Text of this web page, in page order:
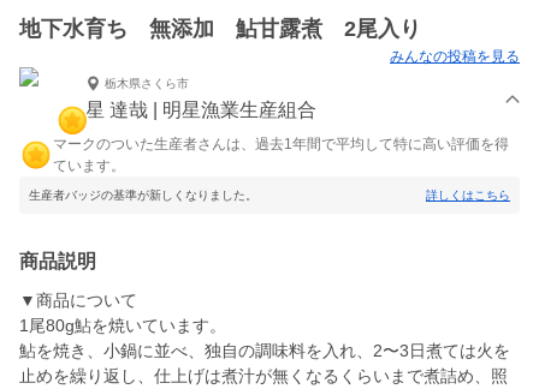
地下水育ち 無添加 鮎甘露煮 2尾入り
みんなの投稿を見る
栃木県さくら市
星 達哉 | 明星漁業生産組合
マークのついた生産者さんは、過去1年間で平均して特に高い評価を得
ています。
生産者バッジの基準が新しくなりました。 詳しくはこちら
商品説明
▼商品について
1尾80g鮎を焼いています。
鮎を焼き、小鍋に並べ、独自の調味料を入れ、2〜3日煮ては火を
止めを繰り返し、仕上げは煮汁が無くなるくらいまで煮詰め、照